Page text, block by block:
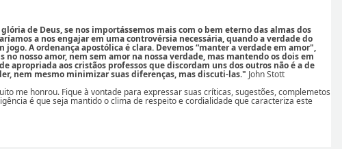
de Deus, se nos importássemos mais com o bem eterno das almas dos
a nos engajar em uma controvérsia necessária, quando a verdade do
jogo. A ordenança apostólica é clara. Devemos “manter a verdade em amor",
no nosso amor, nem sem amor na nossa verdade, mas mantendo os dois em
apropriada aos cristãos professos que discordam uns dos outros não é a de
nem mesmo minimizar suas diferenças, mas discuti-las." John Stott
me honrou. Fique à vontade para expressar suas críticas, sugestões, complemetos
é que seja mantido o clima de respeito e cordialidade que caracteriza este